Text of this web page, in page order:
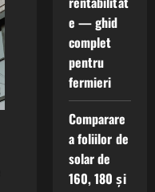
e — ghid
complet
pentru
fermieri
Comparare
a foliilor de
solar de
160, 180 și